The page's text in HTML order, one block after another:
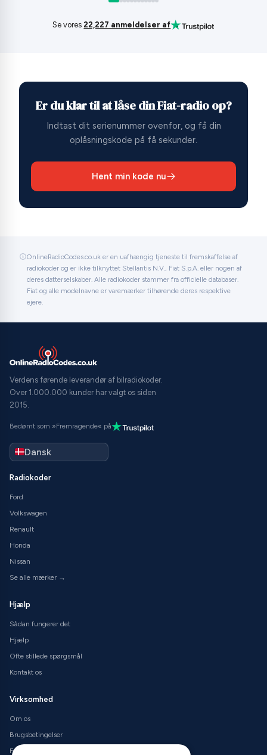
Se vores22,227 anmeldelser af
Er du klar til at låse din Fiat-radio op?
Indtast dit serienummer ovenfor, og få din
oplåsningskode på få sekunder.
Hent min kode nu
OnlineRadioCodes.co.uk er en uafhængig tjeneste til fremskaffelse af
radiokoder og er ikke tilknyttet Stellantis N.V., Fiat S.p.A. eller nogen af
deres datterselskaber. Alle radiokoder stammer fra officielle databaser.
Fiat og alle modelnavne er varemærker tilhørende deres respektive
ejere.
Verdens førende leverandør af bilradiokoder.
Over 1.000.000 kunder har valgt os siden
2015.
Bedømt som »Fremragende« på
Radiokoder
Ford
Volkswagen
Renault
Honda
Nissan
Se alle mærker →
Hjælp
Sådan fungerer det
Hjælp
Ofte stillede spørgsmål
Kontakt os
Virksomhed
Om os
Brugsbetingelser
Fortrolighedspolitik